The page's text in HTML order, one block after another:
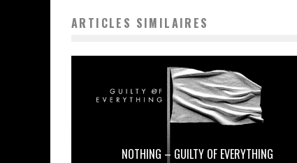
ARTICLES SIMILAIRES
NOTHING – GUILTY OF EVERYTHING